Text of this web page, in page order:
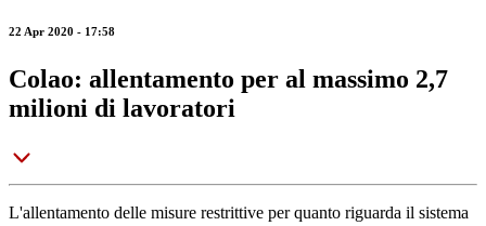
22 Apr 2020 - 17:58
Colao: allentamento per al massimo 2,7
milioni di lavoratori
L'allentamento delle misure restrittive per quanto riguarda il sistema